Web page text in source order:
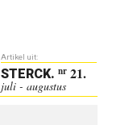
Artikel uit:
STERCK. nr 21.
juli - augustus